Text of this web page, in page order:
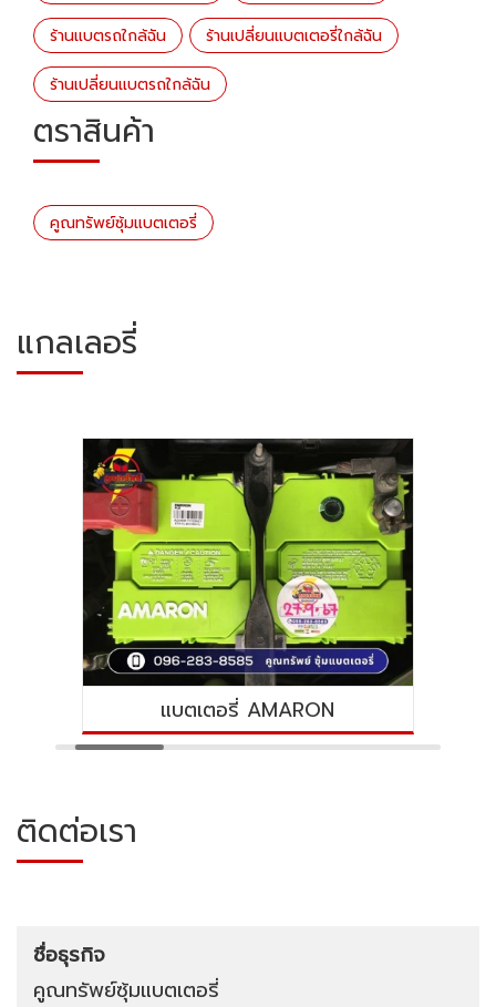
ร้านแบตรถใกล้ฉัน ร้านเปลี่ยนแบตเตอรี่ใกล้ฉัน
ร้านเปลี่ยนแบตรถใกล้ฉัน
ตราสินค้า
คูณทรัพย์ซุ้มแบตเตอรี่
แกลเลอรี่
แบตเตอรี่ AMARON
ติดต่อเรา
ชื่อธุรกิจ
คูณทรัพย์ซุ้มแบตเตอรี่